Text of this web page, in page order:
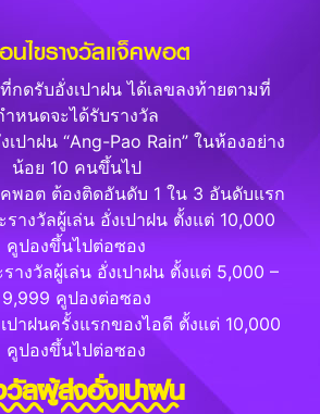
นไขรางวัลแจ็คพอต
กดรับอั่งเปาฝน ได้เลขลงท้ายตามที่
ำหนดจะได้รับรางวัล
ปาฝน “Ang-Pao Rain” ในห้องอย่าง
น้อย 10 คนขึ้นไป
พอต ต้องติดอันดับ 1 ใน 3 อันดับแรก
างวัลผู้เล่น อั่งเปาฝน ตั้งแต่ 10,000
คูปองขึ้นไปต่อซอง
างวัลผู้เล่น อั่งเปาฝน ตั้งแต่ 5,000 –
9,999 คูปองต่อซอง
ปาฝนครั้งแรกของไอดี ตั้งแต่ 10,000
คูปองขึ้นไปต่อซอง
วัลผู้ส่งอั่งเปาฝน